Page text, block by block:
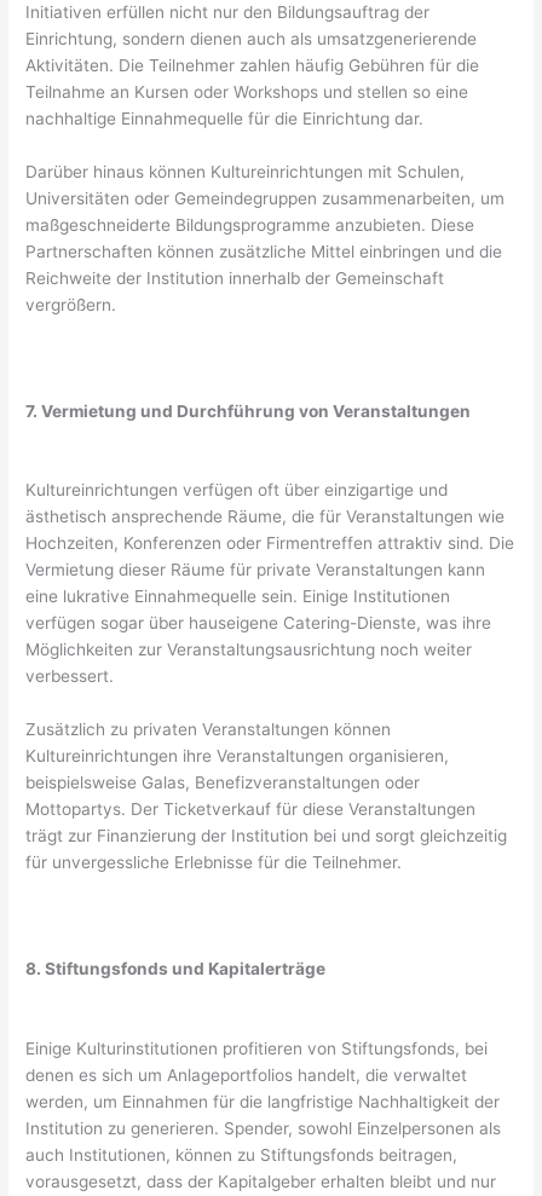
Initiativen erfüllen nicht nur den Bildungsauftrag der
Einrichtung, sondern dienen auch als umsatzgenerierende
Aktivitäten. Die Teilnehmer zahlen häufig Gebühren für die
Teilnahme an Kursen oder Workshops und stellen so eine
nachhaltige Einnahmequelle für die Einrichtung dar.
Darüber hinaus können Kultureinrichtungen mit Schulen,
Universitäten oder Gemeindegruppen zusammenarbeiten, um
maßgeschneiderte Bildungsprogramme anzubieten. Diese
Partnerschaften können zusätzliche Mittel einbringen und die
Reichweite der Institution innerhalb der Gemeinschaft
vergrößern.
7. Vermietung und Durchführung von Veranstaltungen
Kultureinrichtungen verfügen oft über einzigartige und
ästhetisch ansprechende Räume, die für Veranstaltungen wie
Hochzeiten, Konferenzen oder Firmentreffen attraktiv sind. Die
Vermietung dieser Räume für private Veranstaltungen kann
eine lukrative Einnahmequelle sein. Einige Institutionen
verfügen sogar über hauseigene Catering-Dienste, was ihre
Möglichkeiten zur Veranstaltungsausrichtung noch weiter
verbessert.
Zusätzlich zu privaten Veranstaltungen können
Kultureinrichtungen ihre Veranstaltungen organisieren,
beispielsweise Galas, Benefizveranstaltungen oder
Mottopartys. Der Ticketverkauf für diese Veranstaltungen
trägt zur Finanzierung der Institution bei und sorgt gleichzeitig
für unvergessliche Erlebnisse für die Teilnehmer.
8. Stiftungsfonds und Kapitalerträge
Einige Kulturinstitutionen profitieren von Stiftungsfonds, bei
denen es sich um Anlageportfolios handelt, die verwaltet
werden, um Einnahmen für die langfristige Nachhaltigkeit der
Institution zu generieren. Spender, sowohl Einzelpersonen als
auch Institutionen, können zu Stiftungsfonds beitragen,
vorausgesetzt, dass der Kapitalgeber erhalten bleibt und nur